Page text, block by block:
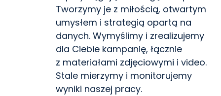
Tworzymy je z miłością, otwartym
umysłem i strategią opartą na
danych. Wymyślimy i zrealizujemy
dla Ciebie kampanię, łącznie
z materiałami zdjęciowymi i video.
Stale mierzymy i monitorujemy
wyniki naszej pracy.